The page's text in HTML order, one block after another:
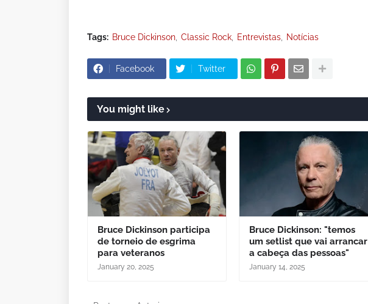
Tags: Bruce Dickinson Classic Rock Entrevistas Notícias
Facebook Twitter
You might like
Bruce Dickinson participa
de torneio de esgrima
para veteranos
January 20, 2025
Bruce Dickinson: "temos
um setlist que vai arrancar
a cabeça das pessoas"
January 14, 2025